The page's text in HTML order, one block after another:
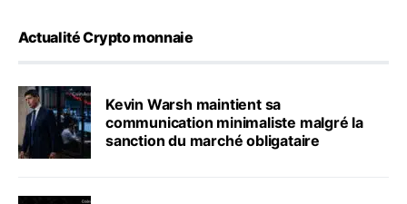
Actualité Crypto monnaie
Kevin Warsh maintient sa
communication minimaliste malgré la
sanction du marché obligataire